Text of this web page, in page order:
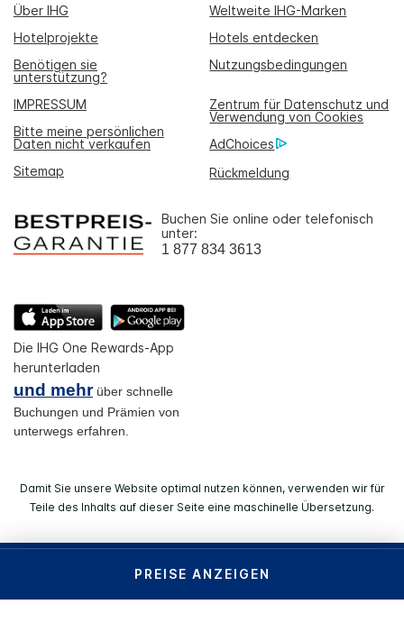
PREISE ANZEIGEN
Über IHG
Weltweite IHG-Marken
Hotelprojekte
Hotels entdecken
Benötigen sie
unterstützung?
Nutzungsbedingungen
IMPRESSUM
Zentrum für Datenschutz und
Verwendung von Cookies
Bitte meine persönlichen
Daten nicht verkaufen
AdChoices
Sitemap
Rückmeldung
Buchen Sie online oder telefonisch
unter:
1 877 834 3613
Die IHG One Rewards-App
herunterladen
und mehrüber schnelle
Buchungen und Prämien von
unterwegs erfahren.
Damit Sie unsere Website optimal nutzen können, verwenden wir für
Teile des Inhalts auf dieser Seite eine maschinelle Übersetzung.
© 2026 IHG. Alle Rechte vorbehalten. Die meisten Hotels